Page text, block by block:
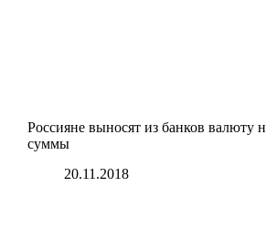
Россияне выносят из банков валюту
суммы
20.11.2018